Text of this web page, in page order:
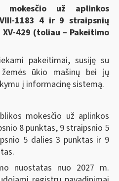
mokesčio už aplinkos
VIII-1183 4 ir 9 straipsnių
429 (toliau – Pakeitimo
pakeitimai, susiję su
ūkio mašinų bei jų
į informacinę sistemą.
mokesčio už aplinkos
8 punktas, 9 straipsnio 5
5 dalies 3 punktas ir 9
nuostatas nuo 2027 m.